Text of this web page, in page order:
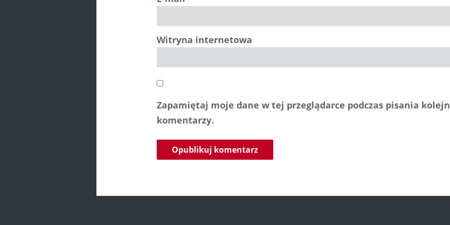
Witryna internetowa
Zapamiętaj moje dane w tej przeglądarce podczas pisania
komentarzy.